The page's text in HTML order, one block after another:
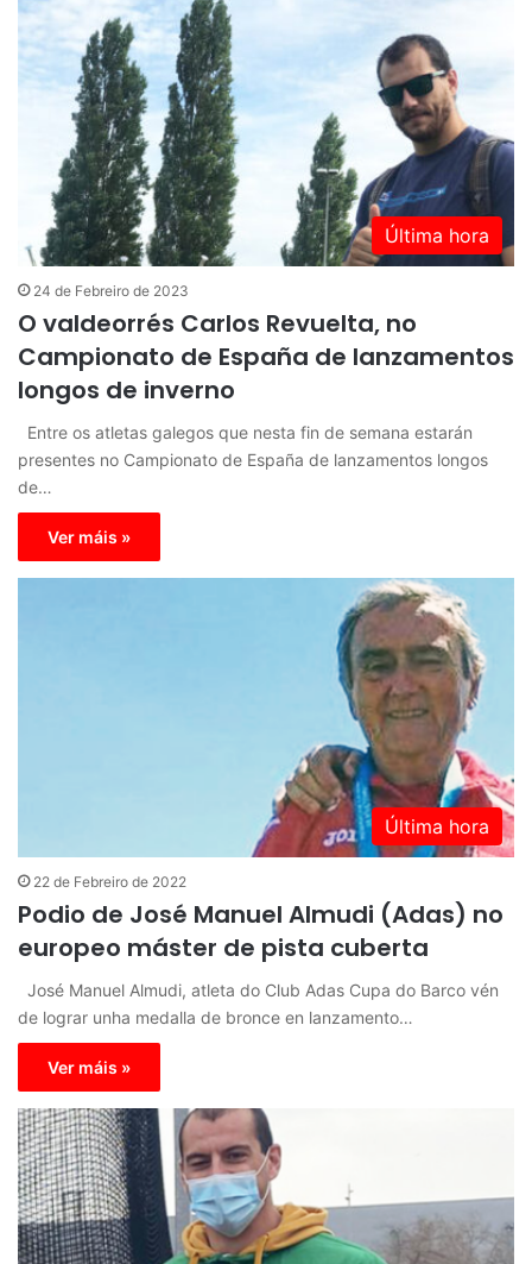
Última hora
24 de Febreiro de 2023
O valdeorrés Carlos Revuelta, no
Campionato de España de lanzamentos
longos de inverno
Entre os atletas galegos que nesta fin de semana estarán
presentes no Campionato de España de lanzamentos longos
de…
Ver máis »
Última hora
22 de Febreiro de 2022
Podio de José Manuel Almudi (Adas) no
europeo máster de pista cuberta
José Manuel Almudi, atleta do Club Adas Cupa do Barco vén
de lograr unha medalla de bronce en lanzamento…
Ver máis »